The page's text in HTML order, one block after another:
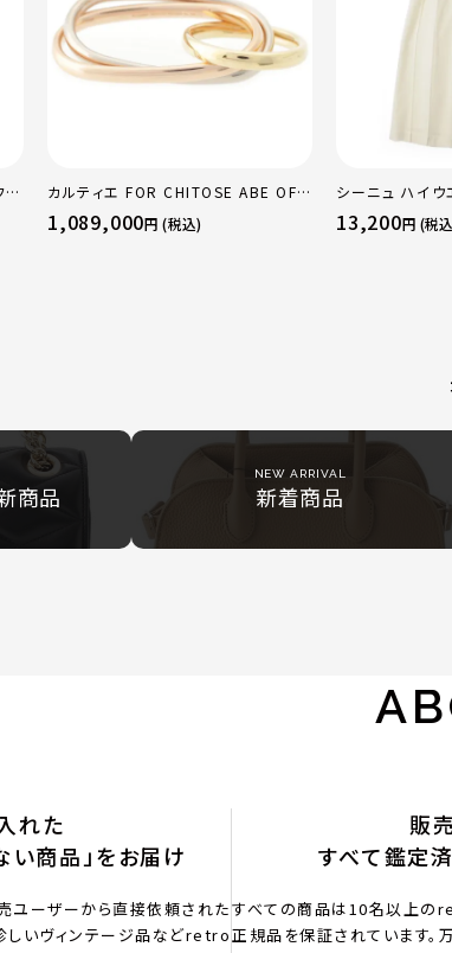
カルティエ FOR CHITOSE ABE OF
sacai サカイ 750 YG×PG×WG ト
リニティ リング 指輪 マルチカラー 50
1,089,000円 (税込)
シーニュ ハイウ
ンツ ボトムス オ
13,200円 (税
商品
NEW ARRIVAL
新着商品
れた
商品」をお届け
ーザーから直接依頼された
しいヴィンテージ品などretro
販
すべて鑑定
すべての商品は10名以上の
正規品を保証されています